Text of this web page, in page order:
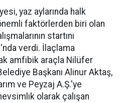
yaz aylarında halk
faktörlerden biri olan
startını
verdi. İlaçlama
amfibik araçla Nilüfer
Başkanı Alinur Aktaş,
ve Peyzaj A.Ş.'ye
olarak çalışan